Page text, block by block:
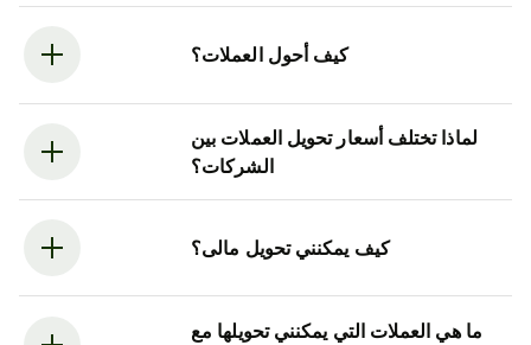
كيف أحول العملات؟
لماذا تختلف أسعار تحويل العملات بين
الشركات؟
كيف يمكنني تحويل مالى؟
ما هي العملات التي يمكنني تحويلها مع